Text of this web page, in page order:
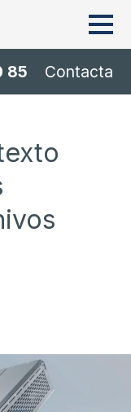
85 Contacta